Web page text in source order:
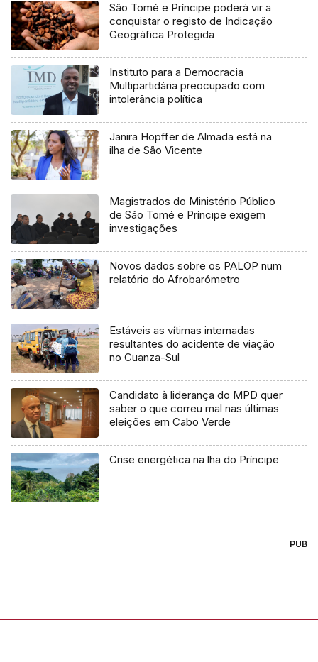
São Tomé e Príncipe poderá vir a
conquistar o registo de Indicação
Geográfica Protegida
Instituto para a Democracia
Multipartidária preocupado com
intolerância política
Janira Hopffer de Almada está na
ilha de São Vicente
Magistrados do Ministério Público
de São Tomé e Príncipe exigem
investigações
Novos dados sobre os PALOP num
relatório do Afrobarómetro
Estáveis as vítimas internadas
resultantes do acidente de viação
no Cuanza-Sul
Candidato à liderança do MPD quer
saber o que correu mal nas últimas
eleições em Cabo Verde
Crise energética na lha do Príncipe
PUB